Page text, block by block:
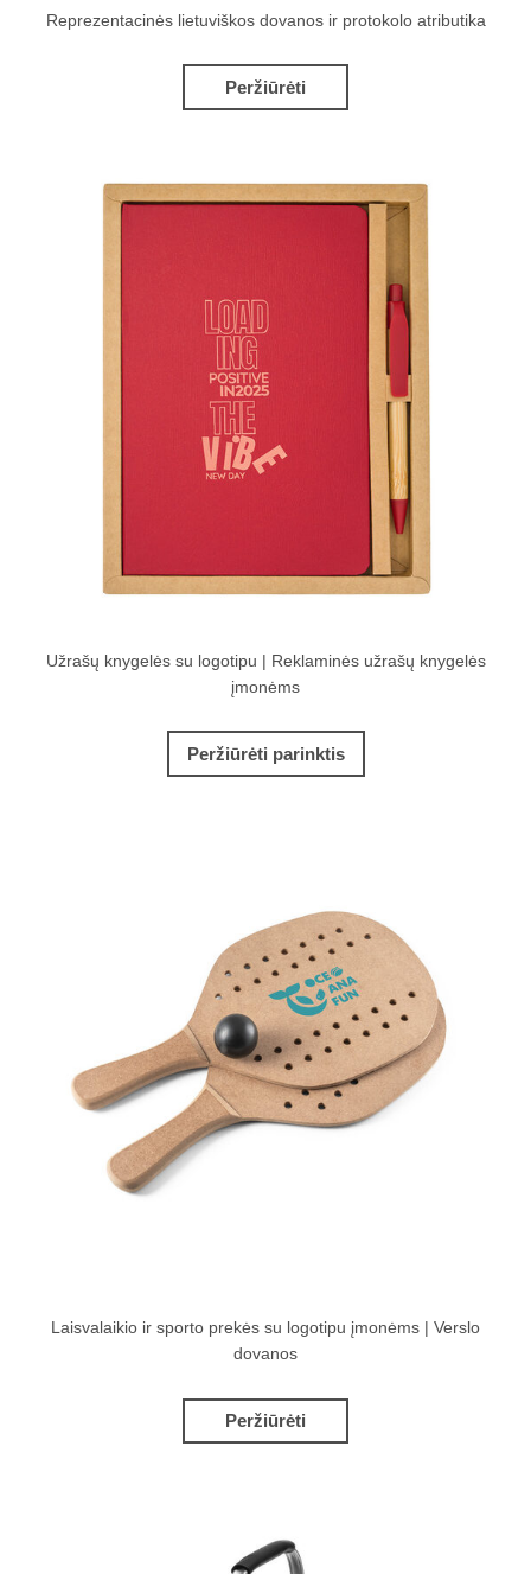
Reprezentacinės lietuviškos dovanos ir protokolo atributika
Peržiūrėti
Užrašų knygelės su logotipu | Reklaminės užrašų knygelės
įmonėms
Peržiūrėti parinktis
Laisvalaikio ir sporto prekės su logotipu įmonėms | Verslo
dovanos
Peržiūrėti